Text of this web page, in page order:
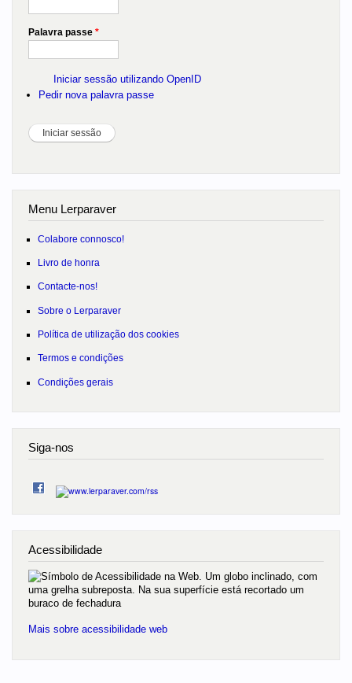
Palavra passe *
Iniciar sessão utilizando OpenID
Pedir nova palavra passe
Menu Lerparaver
Colabore connosco!
Livro de honra
Contacte-nos!
Sobre o Lerparaver
Política de utilização dos cookies
Termos e condições
Condições gerais
Siga-nos
Acessibilidade
Mais sobre acessibilidade web